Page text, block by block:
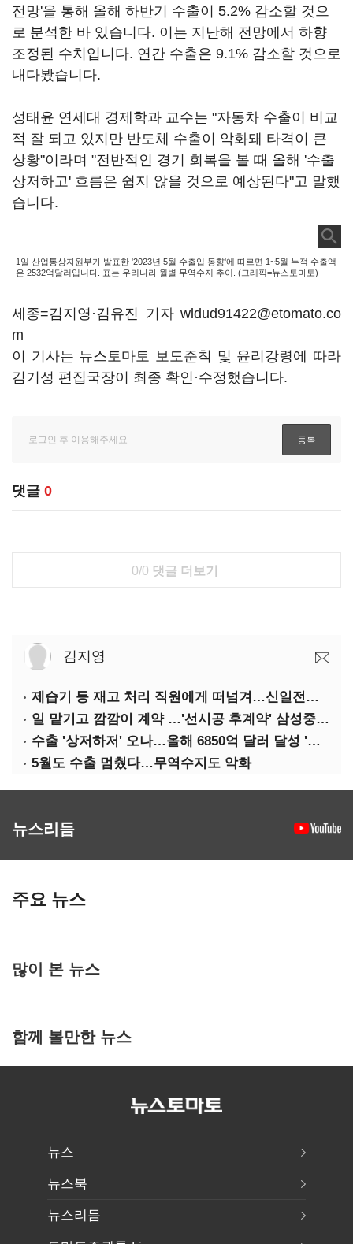
전망'을 통해 올해 하반기 수출이 5.2% 감소할 것으
로 분석한 바 있습니다. 이는 지난해 전망에서 하향
조정된 수치입니다. 연간 수출은 9.1% 감소할 것으로
내다봤습니다.
성태윤 연세대 경제학과 교수는 "자동차 수출이 비교
적 잘 되고 있지만 반도체 수출이 악화돼 타격이 큰
상황"이라며 "전반적인 경기 회복을 볼 때 올해 '수출
상저하고' 흐름은 쉽지 않을 것으로 예상된다"고 말했
습니다.
1일 산업통상자원부가 발표한 '2023년 5월 수출입 동향'에 따르면 1~5월 누적 수출액
은 2532억달러입니다. 표는 우리나라 월별 무역수지 추이. (그래픽=뉴스토마토)
세종=김지영·김유진 기자 wldud91422@etomato.co
m
이 기사는 뉴스토마토 보도준칙 및 윤리강령에 따라
김기성 편집국장이 최종 확인·수정했습니다.
댓글 0
0/0 댓글 더보기
김지영
제습기 등 재고 처리 직원에게 떠넘겨…신일전자 '과징금 처벌'
일 맡기고 깜깜이 계약 …'선시공 후계약' 삼성중공업 덜미
수출 '상저하저' 오나…올해 6850억 달러 달성 '빨간불'
5월도 수출 멈췄다…무역수지도 악화
뉴스리듬
주요 뉴스
많이 본 뉴스
함께 볼만한 뉴스
뉴스
뉴스북
뉴스리듬